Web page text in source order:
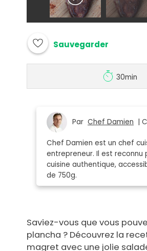
Sauvegarder
30min
ParChef Damien |
Chef Damien est un chef
entrepreneur. Il est
cuisine authentique,
de 750g.
Saviez-vous que vous
plancha ? Découvrez la
magret avec une jolie